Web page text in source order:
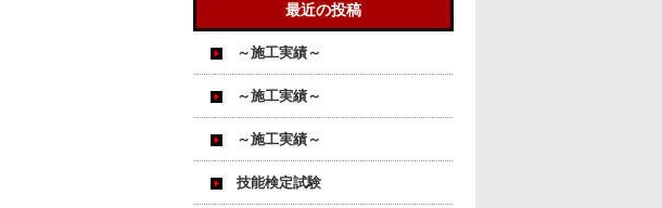
最近の投稿
～施工実績～
～施工実績～
～施工実績～
技能検定試験